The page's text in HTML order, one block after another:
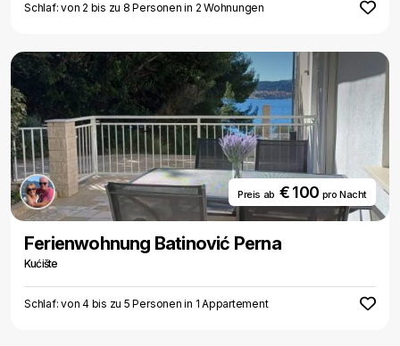
Schlaf: von 2 bis zu 8 Personen in 2 Wohnungen
Preis ab € 100 pro Nacht
Ferienwohnung Batinović Perna
Kućište
Schlaf: von 4 bis zu 5 Personen in 1 Appartement